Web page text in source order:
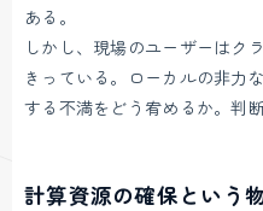
ある。
しかし、現場のユーザーはク
きっている。ローカルの非力
する不満をどう宥めるか。判
計算資源の確保という